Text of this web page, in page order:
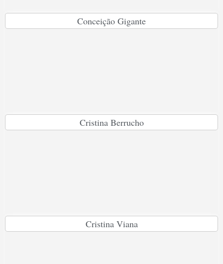
Conceição Gigante
Cristina Berrucho
Cristina Viana